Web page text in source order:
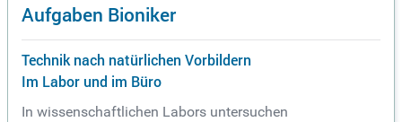
Aufgaben Bioniker
Technik nach natürlichen Vorbildern
Im Labor und im Büro
In wissenschaftlichen Labors untersuchen